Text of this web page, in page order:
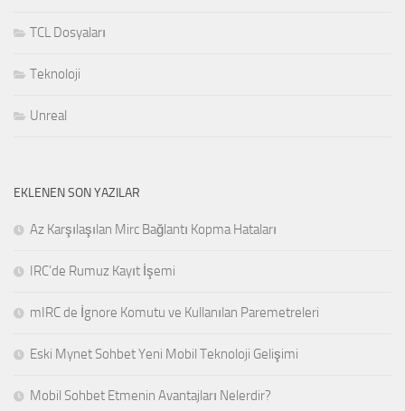
TCL Dosyaları
Teknoloji
Unreal
EKLENEN SON YAZILAR
Az Karşılaşılan Mirc Bağlantı Kopma Hataları
IRC’de Rumuz Kayıt İşemi
mIRC de İgnore Komutu ve Kullanılan Paremetreleri
Eski Mynet Sohbet Yeni Mobil Teknoloji Gelişimi
Mobil Sohbet Etmenin Avantajları Nelerdir?